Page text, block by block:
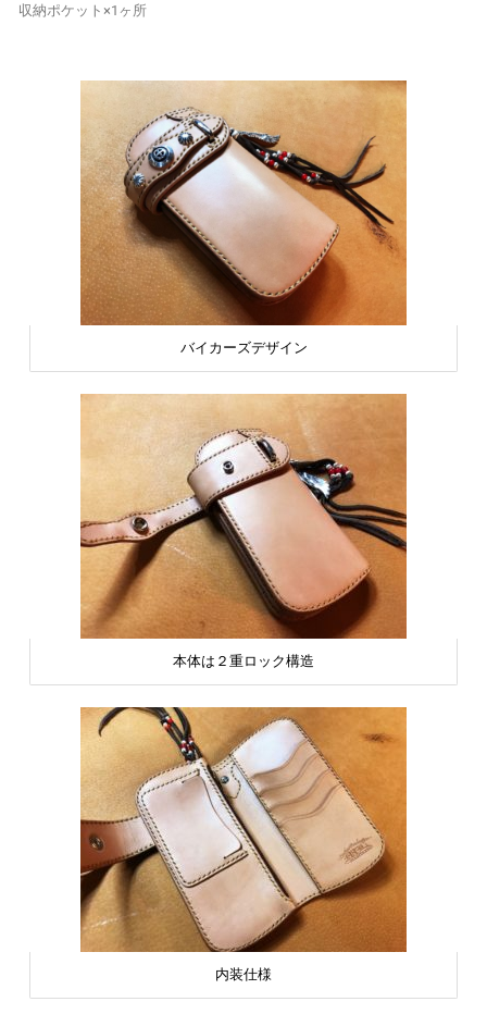
収納ポケット×1ヶ所
バイカーズデザイン
本体は２重ロック構造
内装仕様